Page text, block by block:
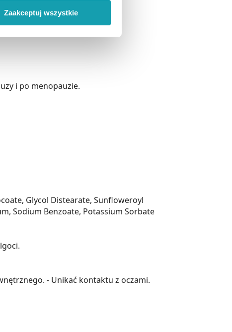
z brakiem dostępu do
Zaakceptuj wszystkie
i po menopauzie.
Glycol Distearate, Sunfloweroyl
Sodium Benzoate, Potassium Sorbate
- Unikać kontaktu z oczami.